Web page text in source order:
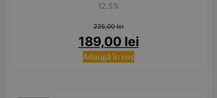
12.5%
235,00lei
189,00 lei
Adaugă în coș